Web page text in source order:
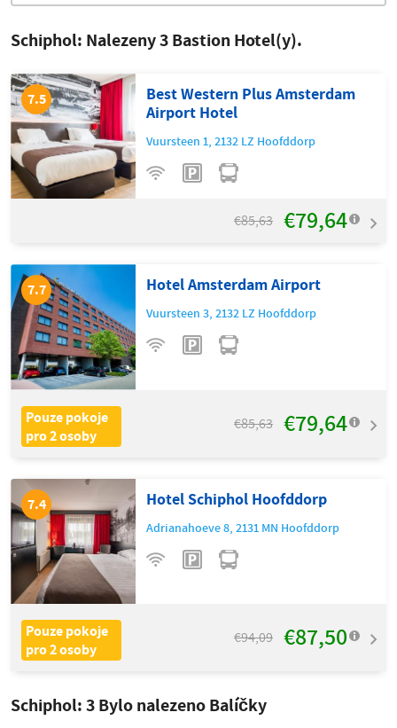
Schiphol: Nalezeny3Bastion Hotel(y).
7.7 Hotel Amsterdam Airport
Vuursteen 3,2132 LZ Hoofddorp
Pouze pokoje
pro 2 osoby
€85,63 €79,64
7.4 Hotel Schiphol Hoofddorp
Adrianahoeve 8,2131 MN Hoofddorp
Pouze pokoje
pro 2 osoby
€94,09 €87,50
7.5
Best Western Plus Amsterdam
Airport Hotel
Vuursteen 1,2132 LZ Hoofddorp
€85,63 €79,64
Schiphol:3Bylo nalezeno Balíčky